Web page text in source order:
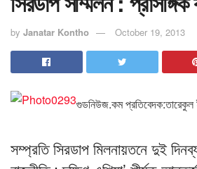
by Janatar Kontho October 19, 2013
গুডনিউজ.কম প্রতিবেদক:তারেকুল
সম্প্রতি সিরডাপ মিলনায়তনে দুই